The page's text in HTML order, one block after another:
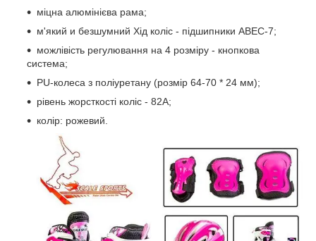
міцна алюмінієва рама;
м'який и безшумний Хід коліс - підшипники ABEC-7;
можлівість регулювання на 4 розміру - кнопкова
система;
РU-колеса з поліуретану (розмір 64-70 * 24 мм);
рівень жорсткості коліс - 82А;
колір: рожевий.